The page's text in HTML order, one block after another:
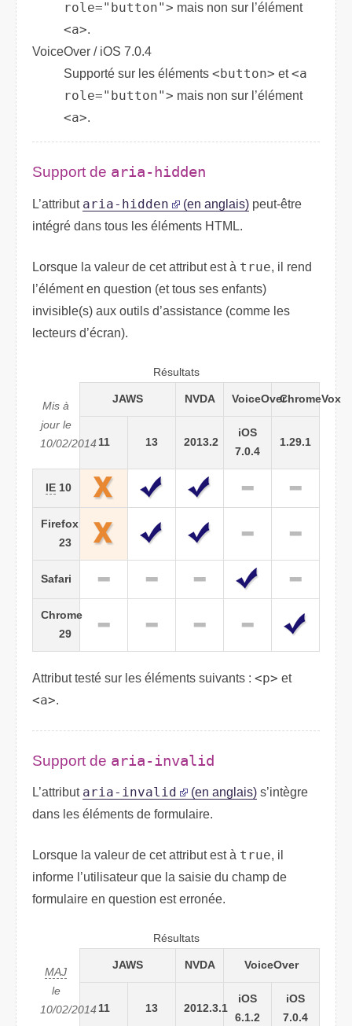
role="button"> mais non sur l’élément
<a>.
VoiceOver / iOS 7.0.4
Supporté sur les éléments <button> et<a
role="button"> mais non sur l’élément
<a>.
Support de aria-hidden
L’attribut aria-hidden (en anglais) peut-être
intégré dans tous les éléments HTML.
Lorsque la valeur de cet attribut est à true, il rend
l’élément en question (et tous ses enfants)
invisible(s) aux outils d’assistance (comme les
lecteurs d’écran).
Résultats
Mis à
jour le
10/02/2014
JAWS NVDA VoiceOverChromeVox
11 13 2013.2
iOS
7.0.4
1.29.1
IE 10
Firefox
23
Safari
Chrome
29
Attribut testé sur les éléments suivants : <p> et
<a>.
Support de aria-invalid
L’attribut aria-invalid (en anglais) s’intègre
dans les éléments de formulaire.
Lorsque la valeur de cet attribut est à true, il
informe l’utilisateur que la saisie du champ de
formulaire en question est erronée.
Résultats
MAJ
le
10/02/2014
JAWS NVDA VoiceOver
11 13 2012.3.1
iOS
6.1.2
iOS
7.0.4